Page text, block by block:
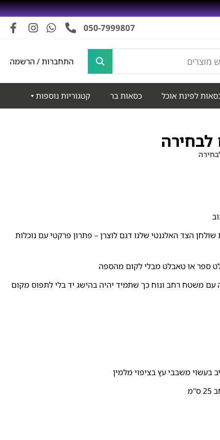
050-7999807
התחברות / הרשמה
לפינת אוכל כסאות בר קטגוריות נוספות
לבחירה
הצד האלגנטי שלנו דגם לוצרן – פתרון פרקטי עם נוכלות
ספר או טאבלט מבלי לקום מהספה
משטח רחב ונוח כך שתמיד יהיה בהישג יד בלי לתפוס מקום
משבבי עץ בציפוי מלמין